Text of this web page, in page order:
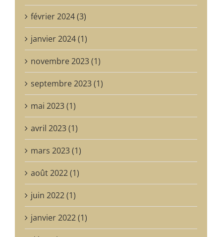
février 2024 (3)
janvier 2024 (1)
novembre 2023 (1)
septembre 2023 (1)
mai 2023 (1)
avril 2023 (1)
mars 2023 (1)
août 2022 (1)
juin 2022 (1)
janvier 2022 (1)